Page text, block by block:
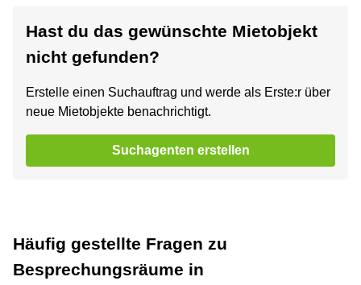
Hast du das gewünschte Mietobjekt
nicht gefunden?
Erstelle einen Suchauftrag und werde als Erste:r über
neue Mietobjekte benachrichtigt.
Suchagenten erstellen
Häufig gestellte Fragen zu
Besprechungsräume in